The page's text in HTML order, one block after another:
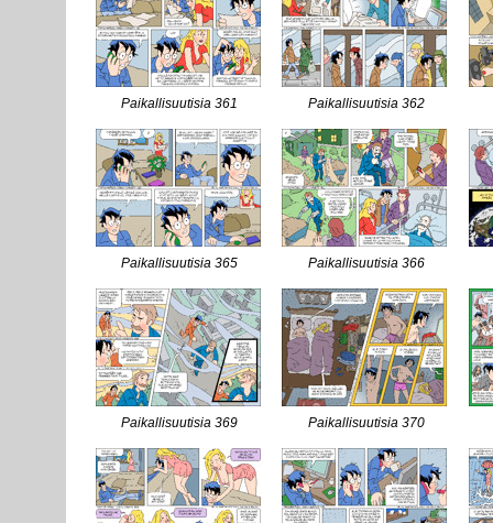
Paikallisuutisia 361 Paikallisuutisia 362
Paikallisuutisia 365 Paikallisuutisia 366
Paikallisuutisia 369 Paikallisuutisia 370